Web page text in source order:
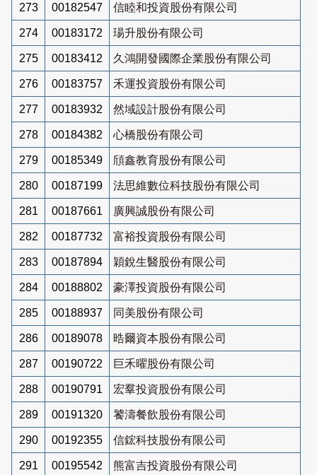
273 00182547 信睦和投資股份有限公司
274 00183172 瑒升股份有限公司
275 00183412 久鴻開發國際企業股份有限公司
276 00183757 禾運投資股份有限公司
277 00183932 然域設計股份有限公司
278 00184382 心橋股份有限公司
279 00185349 頎鑫教育股份有限公司
280 00187199 法思維數位科技股份有限公司
281 00187661 廣興誠股份有限公司
282 00187732 富裕投資股份有限公司
283 00187894 穎銳生醫股份有限公司
284 00188802 豪澤投資股份有限公司
285 00188937 同美股份有限公司
286 00189078 晧爾資本股份有限公司
287 00190722 巨禾曜股份有限公司
288 00190791 宏羣投資股份有限公司
289 00191320 饕濤餐飲股份有限公司
290 00192355 信鋐科技股份有限公司
291 00195542 熊富吉投資股份有限公司